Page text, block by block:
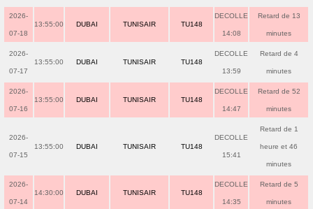
2026-
07-18
13:55:00 DUBAI TUNISAIR TU148
DECOLLE
14:08
Retard de 13
minutes
2026-
07-17
13:55:00 DUBAI TUNISAIR TU148
DECOLLE
13:59
Retard de 4
minutes
2026-
07-16
13:55:00 DUBAI TUNISAIR TU148
DECOLLE
14:47
Retard de 52
minutes
2026-
07-15
13:55:00 DUBAI TUNISAIR TU148
DECOLLE
15:41
Retard de 1
heure et 46
minutes
2026-
07-14
14:30:00 DUBAI TUNISAIR TU148
DECOLLE
14:35
Retard de 5
minutes